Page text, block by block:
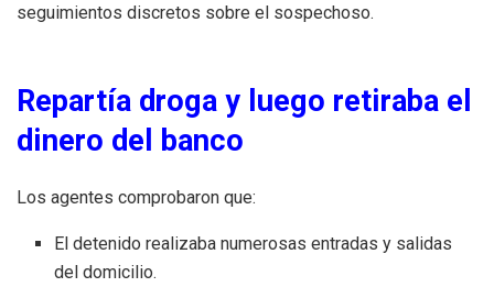
seguimientos discretos sobre el sospechoso.
Repartía droga y luego retiraba el
dinero del banco
Los agentes comprobaron que:
El detenido realizaba numerosas entradas y salidas
del domicilio.